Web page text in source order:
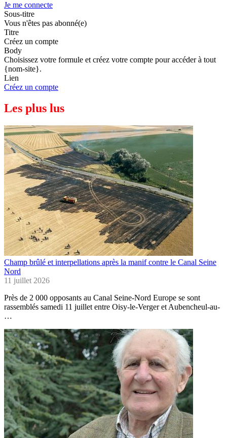
Je me connecte
Sous-titre
Vous n'êtes pas abonné(e)
Titre
Créez un compte
Body
Choisissez votre formule et créez votre compte pour accéder à tout
{nom-site}.
Lien
Créez un compte
Les plus lus
Champ brûlé et interpellations après la manif contre le Canal Seine
Nord
11 juillet 2026
Près de 2 000 opposants au Canal Seine-Nord Europe se sont
rassemblés samedi 11 juillet entre Oisy-le-Verger et Aubencheul-au-
…